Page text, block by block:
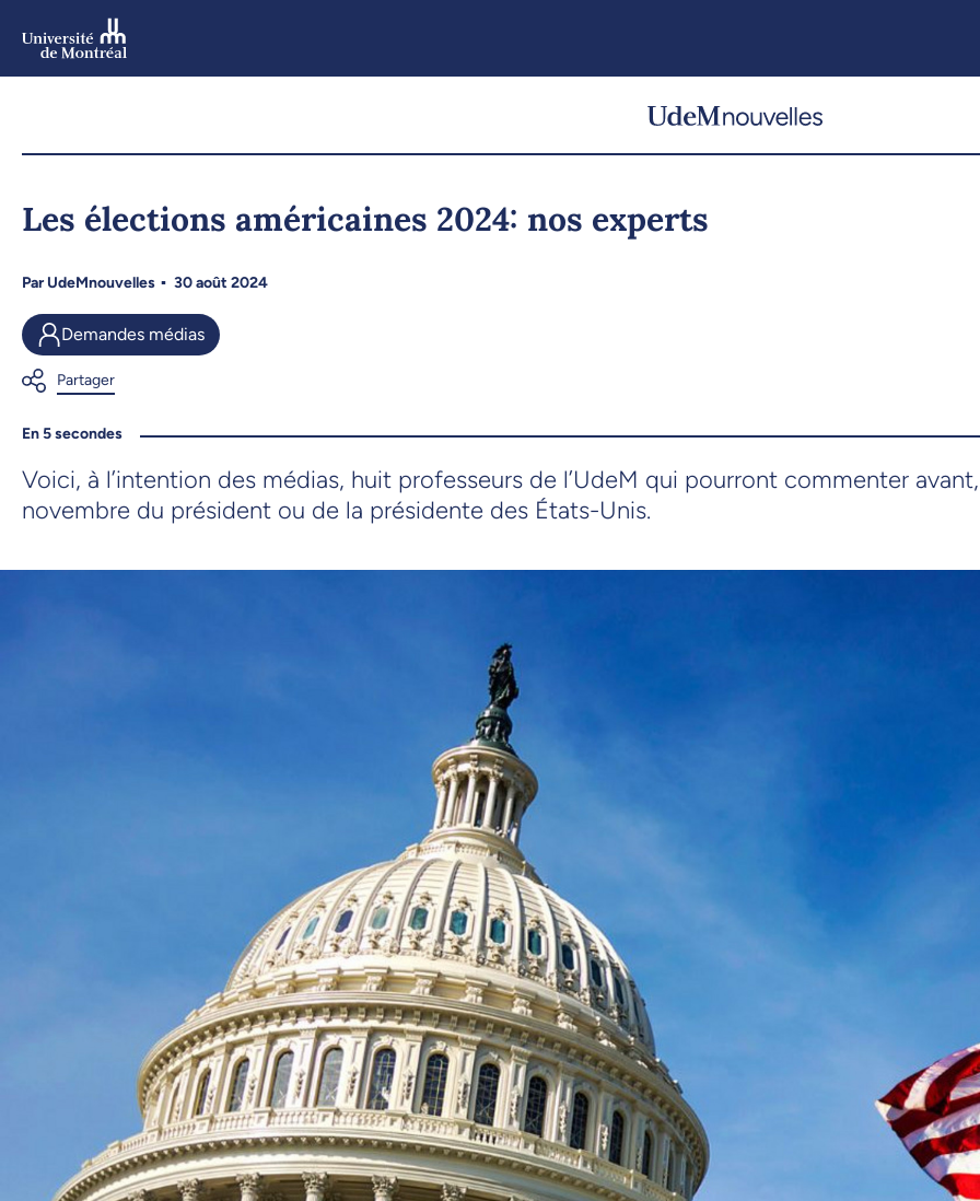
Les élections américaines 2024: nos experts
ParUdeMnouvelles 30 août 2024
Demandes médias
En 5 secondes
Voici, à l’intention des médias, huit professeurs de l’UdeM qui pourront commenter
novembre du président ou de la présidente des États-Unis.